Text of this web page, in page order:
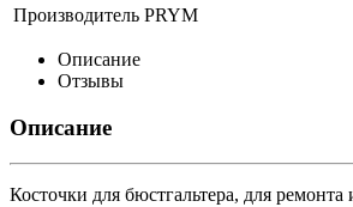
Производитель PRYM
Описание
Отзывы
Описание
Косточки для бюстгальтера, для ремонта